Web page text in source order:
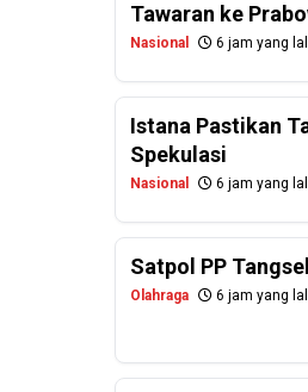
Tawaran ke
Nasional 6 jam yang
Istana Pastikan
Spekulasi
Nasional 6 jam yang
Satpol PP
Olahraga 6 jam yang